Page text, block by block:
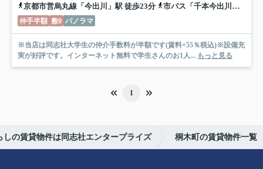
京都市営烏丸線「今出川」駅 徒歩23分
市バス「千本今出川」バス停下車 徒歩3分
仲手半額 敷0 パノラマ
※当店は同志社大学生の仲介手数料が半額です(賃料×55％税込)※設備充
実が好評です。インターネット無料で学生さんのお1人... もっと見る
1
の賃貸物件は同志社エンタープライズ 桐木町の賃貸物件一覧